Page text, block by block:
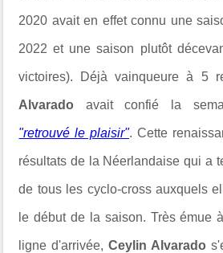
2020 avait en effet connu une
2022 et une saison plutôt
victoires). Déjà vainqueure à 5
Alvarado avait confié la
"retrouvé le plaisir". Cette
résultats de la Néerlandaise qui a
de tous les cyclo-cross auxquels
le début de la saison. Très émue
ligne d'arrivée,Ceylin Alvarado